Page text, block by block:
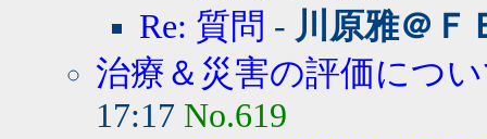
Re: 質問 - 川原雅＠Ｆ
治療＆災害の評価につ
17:17 No.619